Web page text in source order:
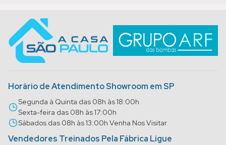
Horário de Atendimento Showroom em SP
Segunda à Quinta das 08h às 18:00h
Sexta-feira das 08h às 17:00h
Sábados das 08h às 13:00h Venha Nos Visitar
Vendedores Treinados Pela Fábrica Ligue